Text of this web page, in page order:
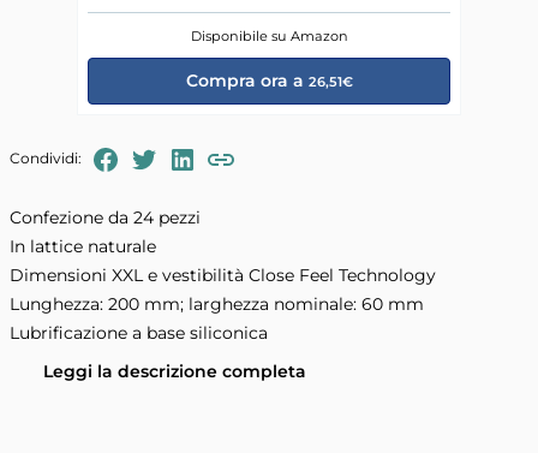
Disponibile su Amazon
Compra ora a 26,51€
Condividi: FaceBook
TwitterLinkedIn
Confezione da 24 pezzi
In lattice naturale
Dimensioni XXL e vestibilità Close Feel Technology
Lunghezza: 200 mm; larghezza nominale: 60 mm
Lubrificazione a base siliconica
Leggi la descrizione completa